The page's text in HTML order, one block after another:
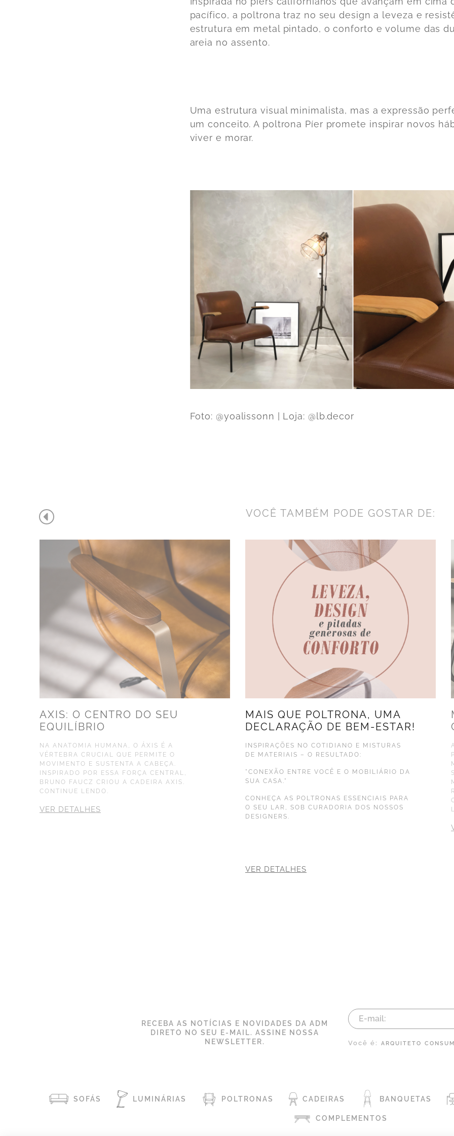
pacífico, a poltrona traz no seu design a leveza e
estrutura em metal pintado, o conforto e volume das
areia no assento.
Uma estrutura visual minimalista, mas a expressão
um conceito. A poltrona Píer promete inspirar novos
viver e morar.
Foto: @yoalissonn | Loja: @lb.decor
VOCÊ TAMBÉM PODE GOSTAR DE:
AXIS: O CENTRO DO SEU
EQUILÍBRIO
NA ANATOMIA HUMANA, O ÁXIS É A
VÉRTEBRA CRUCIAL QUE PERMITE O
MOVIMENTO E SUSTENTA A CABEÇA.
INSPIRADO POR ESSA FORÇA CENTRAL,
BRUNO FAUCZ CRIOU A CADEIRA AXIS.
CONTINUE LENDO.
VER DETALHES
MAIS QUE POLTRONA, UMA
DECLARAÇÃO DE BEM-ESTAR!
INSPIRAÇÕES NO COTIDIANO E MISTURAS
DE MATERIAIS – O RESULTADO:
"CONEXÃO ENTRE VOCÊ E O MOBILIÁRIO DA
SUA CASA."
CONHEÇA AS POLTRONAS ESSENCIAIS PARA
O SEU LAR, SOB CURADORIA DOS NOSSOS
DESIGNERS.
VER DETALHES
RECEBA AS NOTÍCIAS E NOVIDADES DA ADM
DIRETO NO SEU E-MAIL. ASSINE NOSSA
NEWSLETTER.
Você é: ARQUITETO
SOFÁS LUMINÁRIAS POLTRONAS CADEIRAS BANQUETAS
COMPLEMENTOS